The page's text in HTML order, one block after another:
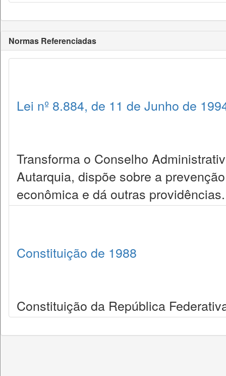
Normas Referenciadas
Lei nº 8.884, de 11 de Junho de
Transforma o Conselho
Autarquia, dispõe sobre a
econômica e dá outras providências.
Constituição de 1988
Constituição da República